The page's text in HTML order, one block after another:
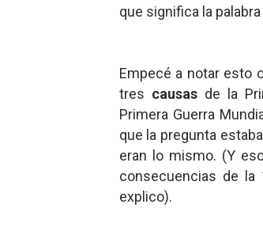
que significa la
Empecé a notar esto
tres causas de la
Primera Guerra
que la pregunta
eran lo mismo. (Y
consecuencias de la
explico).